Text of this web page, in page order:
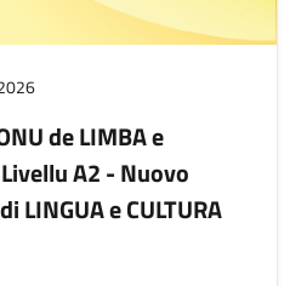
de LIMBA e
Livellu A2 - Nuovo
LINGUA e CULTURA